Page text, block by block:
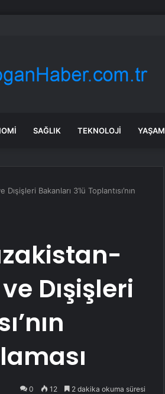
‘İran gibi olmayın’ tehdidi
SAĞLIK TEKNOLOJI YAŞAM
Bakanları 3’lü Toplantısı’nın
Dışişleri
0 12 2 dakika okuma süresi